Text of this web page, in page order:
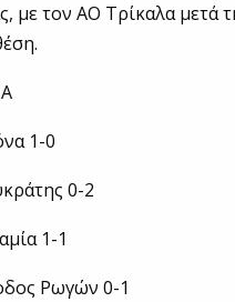
με τον ΑΟ Τρίκαλα μετά
1-0
0-2
1-1
Ρωγών 0-1